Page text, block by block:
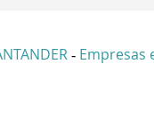
- Empresas